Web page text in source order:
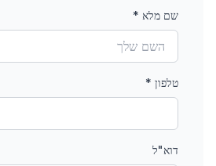
שם מלא *
טלפון *
דוא"ל